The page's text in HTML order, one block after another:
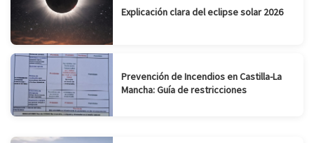
Explicación clara del eclipse solar 2026
Prevención de Incendios en Castilla-La
Mancha: Guía de restricciones